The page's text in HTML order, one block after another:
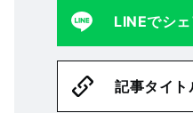
LINEでシ
記事タイト